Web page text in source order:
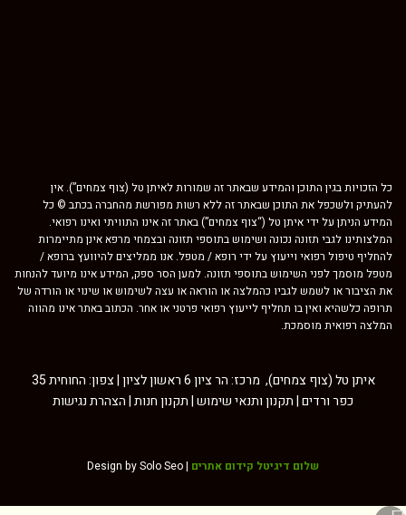
כל הזכויות בגין התוכן והמידע שבאתר זה שמורות לאיתן טל (צוף צמחים”). אין
להעתיק ולשכפל את התוכן שבאתר זה ללא רשות מפורשת מהחברה בכתב © כל
המידע הניתן על ידי איתן טל (“צוף צמחים”) באתר זה אינו התוויתי ואינו רפואי.
המלצותינו לגבי תזונה נכונה ושימוש בתוספי תזונה ובצמחי מרפא אינן מתיימרות
להחליף טיפול רפואי וייעוץ על ידי רופא / מטפל. אנו ממליצים להיוועץ ברופא /
מטפל מוסמך לפני השימוש בתוספי תזונה. למען הסר ספק, המידע אינו מיועד להנחות
את הציבור או לשמש לגביו כהמלצה או הוראה או עצה לשימוש או שינוי או הורדה של
תרופה כלשהיא ואין בו תחליף לייעוץ רפואי פרטני או אחר. הכתוב באתר אינו מהווה
המלצה רפואית מוסמכת.
איתן טל (צוף צמחים), מרכז: הר ציון 6 ראשון לציון | צפון: החוחית 35
כפר ורדים |תקנון ותנאי שימוש|תקנון חנות|הצהרת נגישות
Design by Solo Seo | שלום דיגיטל קידום אתרים